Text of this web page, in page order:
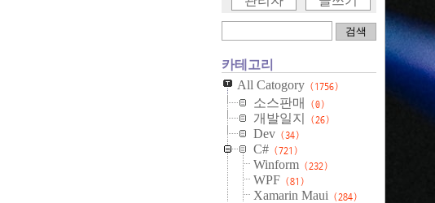
카테고리
All Catogory (1756)
소스판매 (0)
개발일지 (26)
Dev (34)
C# (721)
Winform (232)
WPF (81)
Xamarin Maui (284)